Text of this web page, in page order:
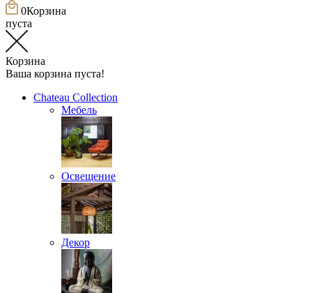
0Корзина
пуста
Корзина
Ваша корзина пуста!
Chateau Collection
Мебель
Освещение
Декор